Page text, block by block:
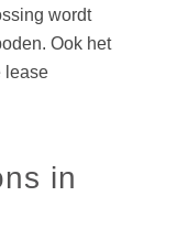
wordt
Ook het
lease
in